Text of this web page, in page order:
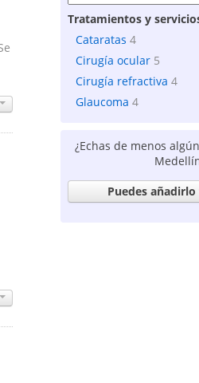
Tratamientos y
Cataratas 4
Cirugía ocular 5
Cirugía refractiva 4
Glaucoma 4
¿Echas de menos
Puedes